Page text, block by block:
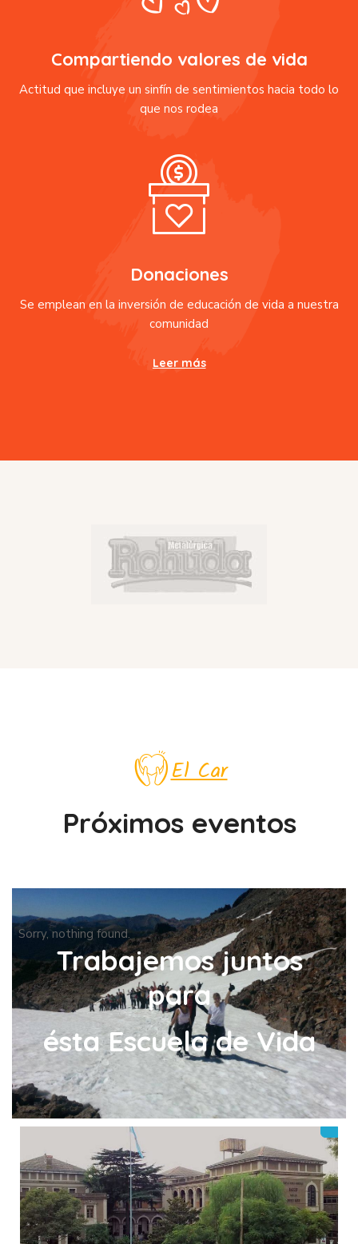
Compartiendo valores de vida
Actitud que incluye un sinfín de sentimientos hacia todo lo
que nos rodea
Donaciones
Se emplean en la inversión de educación de vida a nuestra
comunidad
Leer más
El Car
Próximos eventos
Sorry, nothing found.
Trabajemos juntos
para
ésta Escuela de Vida